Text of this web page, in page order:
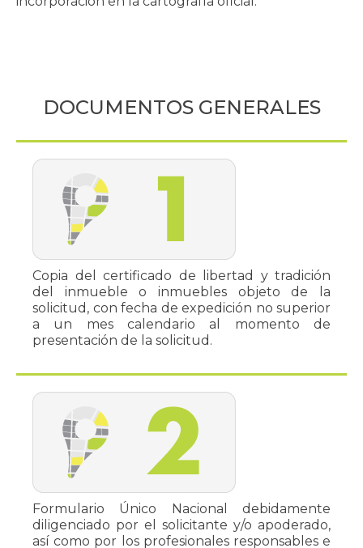
DOCUMENTOS GENERALES
Copia del certificado de libertad y tradición
del inmueble o inmuebles objeto de la
solicitud, con fecha de expedición no superior
a un mes calendario al momento de
presentación de la solicitud.
Formulario Único Nacional debidamente
diligenciado por el solicitante y/o apoderado,
así como por los profesionales responsables e